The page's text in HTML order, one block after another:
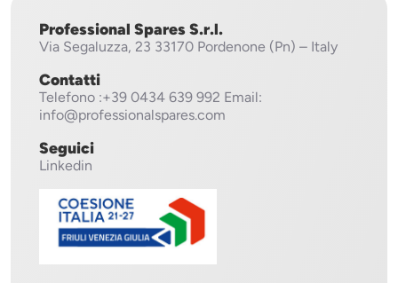
Professional Spares S.r.l.
Via Segaluzza, 23 33170 Pordenone (Pn) – Italy
Contatti
Telefono :+39 0434 639 992 Email:
info@professionalspares.com
Seguici
Linkedin